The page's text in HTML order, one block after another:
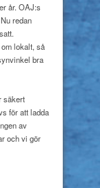
år. OAJ:s
redan
lokalt, så
bra
säkert
för att ladda
av
och vi gör